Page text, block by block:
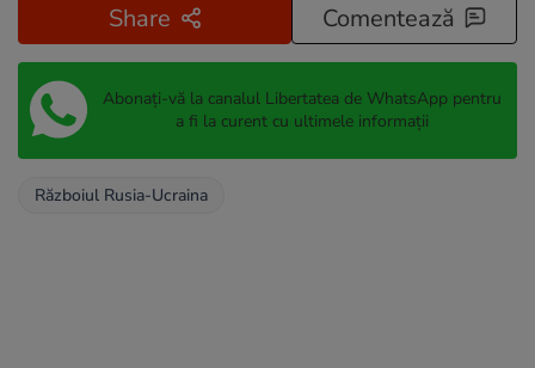
Share Comentează
Abonați-vă la canalul Libertatea de WhatsApp pentru
a fi la curent cu ultimele informații
Războiul Rusia-Ucraina